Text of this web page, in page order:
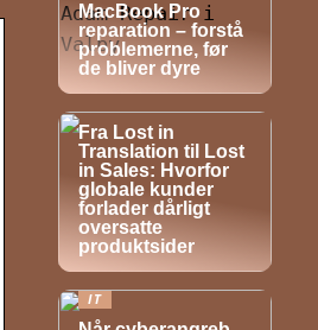
MacBook Pro
reparation – forstå
problemerne, før
de bliver dyre
Fra Lost in
Translation til Lost
in Sales: Hvorfor
globale kunder
forlader dårligt
oversatte
produktsider
IT